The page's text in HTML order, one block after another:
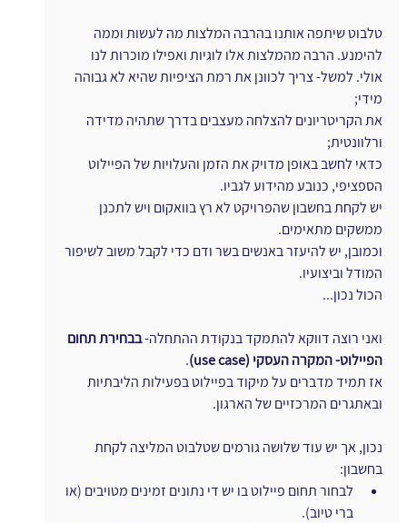
טלבוט שיתפה אותנו בהרבה המלצות מה לעשות וממה
להימנע. הרבה מהמלצות אלו לוגיות ואפילו מוכרות לנו
אולי. למשל- צריך לכוונן את רמת הציפיות שהיא לא גבוהה
מידי;
את הקריטריונים להצלחה מעצבים בדרך שתהיה מדידה
ורלוונטית;
כדאי לחשב באופן מדויק את הזמן והעלויות של הפיילוט
הספציפי, כנובע מהידוע לגביו.
יש לקחת בחשבון שהפרויקט לא רץ בוואקום ויש לתכנן
ממשקים מתאימים.
וכמובן, יש להיעזר באנשים בשר ודם כדי לקבל משוב לשיפור
המודל וביצועיו.
הכול נכון...
ואני רוצה דווקא להתמקד בנקודת ההתחלה- בבחירת תחום
הפיילוט- המקרה העסקי (use case)
.
אז תמיד מדברים על מיקוד בפיילוט בפעילות הליבתיות
ובאתגרים המרכזיים של הארגון.
נכון, אך יש עוד שלושה גורמים שטלבוט המליצה לקחת
בחשבון:
לבחור תחום פיילוט בו יש די נתונים זמינים מטויבים (או
ברי טיוב).